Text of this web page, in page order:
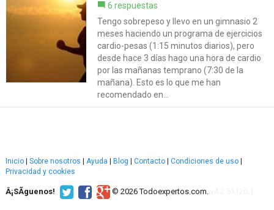
6 respuestas
Tengo sobrepeso y llevo en un gimnasio 2
meses haciendo un programa de ejercicios
cardio-pesas (1:15 minutos diarios), pero
desde hace 3 días hago una hora de cardio
por las mañanas temprano (7:30 de la
mañana). Esto es lo que me han
recomendado en...
Inicio Sobre nosotros Ayuda Blog Contacto Condiciones de uso
Privacidad y cookies
Â¡SÃ­guenos! © 2026 Todoexpertos.com.